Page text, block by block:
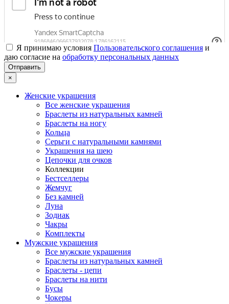
Я принимаю условия Пользовательского соглашения и
даю согласие на обработку персональных данных
×
Женские украшения
Все женские украшения
Браслеты из натуральных камней
Браслеты на ногу
Кольца
Серьги с натуральными камнями
Украшения на шею
Цепочки для очков
Коллекции
Бестселлеры
Жемчуг
Без камней
Луна
Зодиак
Чакры
Комплекты
Мужские украшения
Все мужские украшения
Браслеты из натуральных камней
Браслеты - цепи
Браслеты на нити
Бусы
Чокеры